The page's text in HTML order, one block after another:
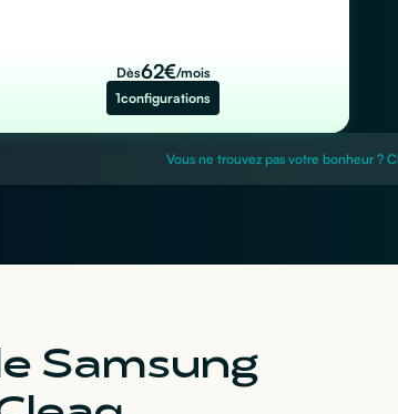
Dès62€/mois
1configurations
Vous ne trouvez pas votre bonheur ?
Samsung